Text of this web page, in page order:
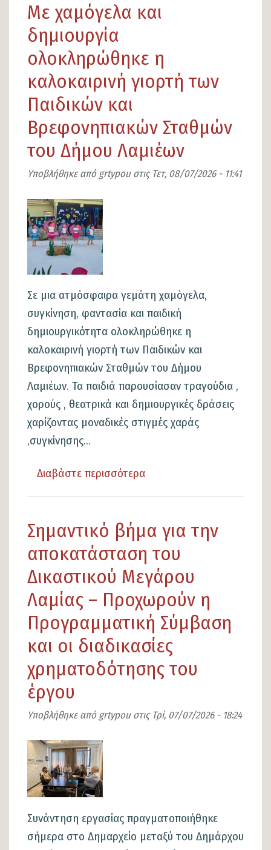
για
στηθαίων
ασφαλείας
παράπλευρες
οδούς
της
Ν.Ε.Ο.
Με χαμόγελα και
δημιουργία
ολοκληρώθηκε η
καλοκαιρινή γιορτή των
Παιδικών και
Βρεφονηπιακών Σταθμών
του Δήμου Λαμιέων
Υποβλήθηκε από grtypouστις Τετ, 08/07/2026 - 11:41
Εικόνα
Σε μια ατμόσφαιρα γεμάτη χαμόγελα,
συγκίνηση, φαντασία και παιδική
δημιουργικότητα ολοκληρώθηκε η
καλοκαιρινή γιορτή των Παιδικών και
Βρεφονηπιακών Σταθμών του Δήμου
Λαμιέων. Τα παιδιά παρουσίασαν τραγούδια ,
χορούς , θεατρικά και δημιουργικές δράσεις
χαρίζοντας μοναδικές στιγμές χαράς
,συγκίνησης...
Διαβάστε περισσότερα
χαμόγελα
δημιουργία
ολοκληρώθηκε
η
καλοκαιρινή
γιορτή
των
Παιδικών
Βρεφονηπιακών
Σημαντικό βήμα για την
αποκατάσταση του
Δικαστικού Μεγάρου
Λαμίας – Προχωρούν η
Προγραμματική Σύμβαση
και οι διαδικασίες
χρηματοδότησης του
έργου
Υποβλήθηκε από grtypouστις Τρί, 07/07/2026 - 18:24
Εικόνα
Συνάντηση εργασίας πραγματοποιήθηκε
σήμερα στο Δημαρχείο μεταξύ του Δημάρχου